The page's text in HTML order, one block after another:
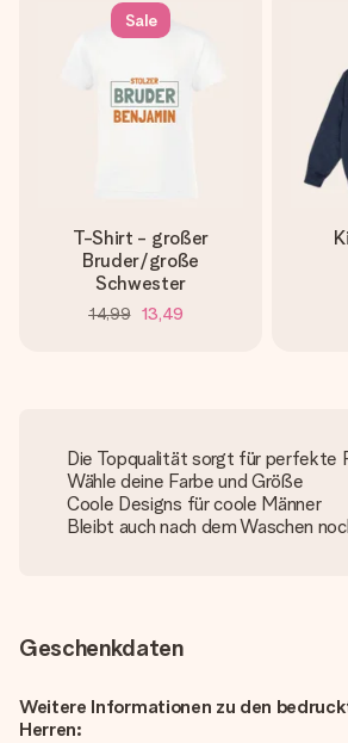
Sale
T-Shirt - großer
Bruder/große
Schwester
14,99 13,49
Die Topqualität sorgt für perfekte
Wähle deine Farbe und Größe
Coole Designs für coole Männer
Bleibt auch nach dem Waschen
Geschenkdaten
Weitere Informationen zu den
Herren: